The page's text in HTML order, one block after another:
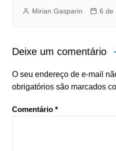
Mirian Gasparin 6 de
Deixe um comentário
O seu endereço de e-mail
obrigatórios são marcados
Comentário *